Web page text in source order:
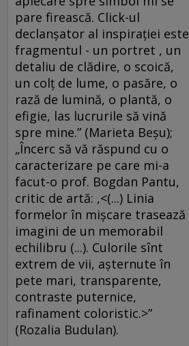
pare firească. Click-ul
declanșator al inspirației este
fragmentul - un portret , un
detaliu de clădire, o scoică,
un colț de lume, o pasăre, o
rază de lumină, o plantă, o
efigie, las lucrurile să vină
spre mine.” (Marieta Beșu);
„Încerc să vă răspund cu o
caracterizare pe care mi-a
facut-o prof. Bogdan Pantu,
critic de artă: ,<(...) Linia
formelor în mișcare trasează
imagini de un memorabil
echilibru (...). Culorile sînt
extrem de vii, așternute în
pete mari, transparente,
contraste puternice,
rafinament coloristic.>”
(Rozalia Budulan).